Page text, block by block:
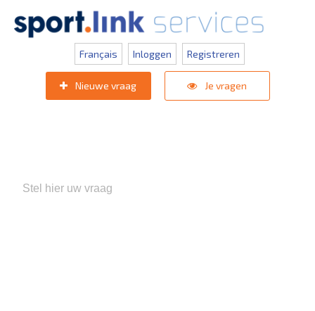
Français Inloggen Registreren
Nieuwe vraag Je vragen